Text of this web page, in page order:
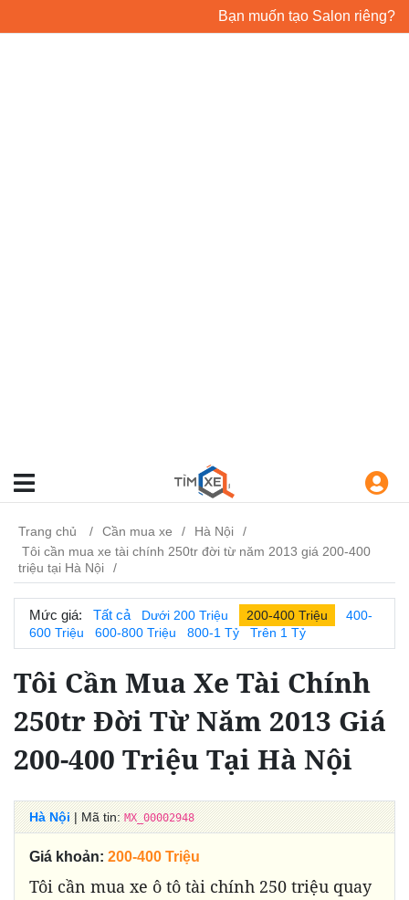
Bạn muốn tạo Salon riêng?
Trang chủ Cần mua xe
Hà Nội
Tôi cần mua xe tài chính 250tr đời từ năm 2013 giá 200-400
triệu tại Hà Nội
Mức giá: Tất cả Dưới 200 Triệu 200-400 Triệu
400-
600 Triệu
600-800 Triệu 800-1 Tỷ Trên 1 Tỷ
Tôi Cần Mua Xe Tài Chính
250tr Đời Từ Năm 2013 Giá
200-400 Triệu Tại Hà Nội
Hà Nội | Mã tin:MX_00002948
Giá khoản: 200-400 Triệu
Tôi cần mua xe ô tô tài chính 250 triệu quay